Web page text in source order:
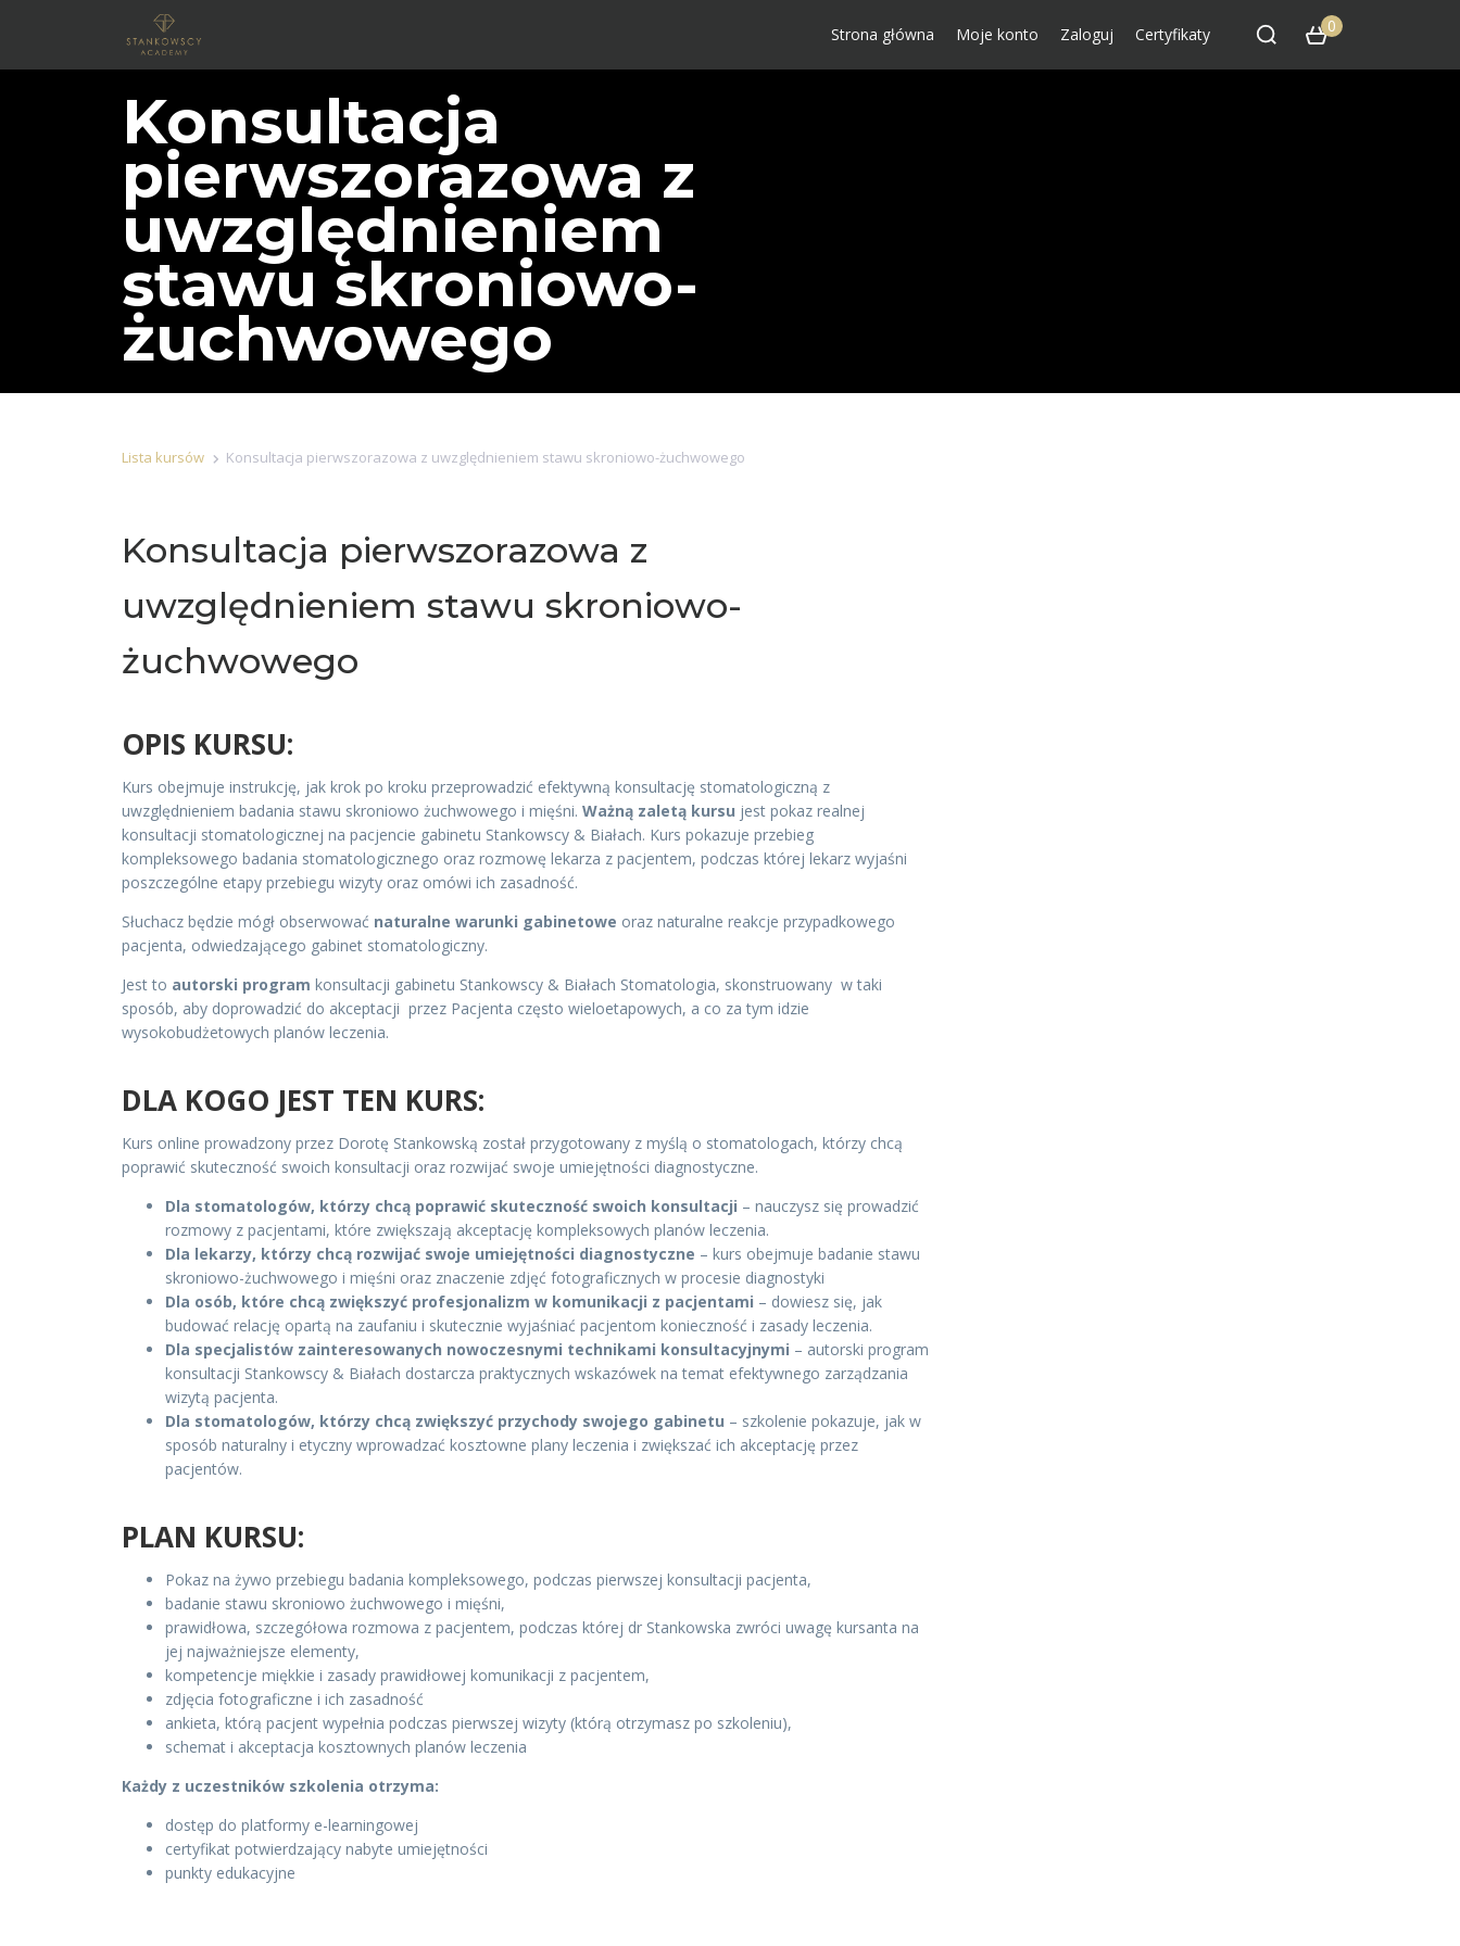
Strona główna Moje konto Zaloguj Certyfikaty 0
Konsultacja
pierwszorazowa z
uwzględnieniem
stawu skroniowo-
żuchwowego
Lista kursów Konsultacja pierwszorazowa z uwzględnieniem stawu skroniowo-żuchwowego
Konsultacja pierwszorazowa z
uwzględnieniem stawu skroniowo-
żuchwowego
OPIS KURSU:
Kurs obejmuje instrukcję, jak krok po kroku przeprowadzić efektywną konsultację stomatologiczną z
uwzględnieniem badania stawu skroniowo żuchwowego i mięśni. Ważną zaletą kursu jest pokaz realnej
konsultacji stomatologicznej na pacjencie gabinetu Stankowscy & Białach. Kurs pokazuje przebieg
kompleksowego badania stomatologicznego oraz rozmowę lekarza z pacjentem, podczas której lekarz wyjaśni
poszczególne etapy przebiegu wizyty oraz omówi ich zasadność.
Słuchacz będzie mógł obserwować naturalne warunki gabinetowe oraz naturalne reakcje przypadkowego
pacjenta, odwiedzającego gabinet stomatologiczny.
Jest to autorski program konsultacji gabinetu Stankowscy & Białach Stomatologia, skonstruowany w taki
sposób, aby doprowadzić do akceptacji przez Pacjenta często wieloetapowych, a co za tym idzie
wysokobudżetowych planów leczenia.
DLA KOGO JEST TEN KURS:
Kurs online prowadzony przez Dorotę Stankowską został przygotowany z myślą o stomatologach, którzy chcą
poprawić skuteczność swoich konsultacji oraz rozwijać swoje umiejętności diagnostyczne.
Dla stomatologów, którzy chcą poprawić skuteczność swoich konsultacji – nauczysz się prowadzić
rozmowy z pacjentami, które zwiększają akceptację kompleksowych planów leczenia.
Dla lekarzy, którzy chcą rozwijać swoje umiejętności diagnostyczne – kurs obejmuje badanie stawu
skroniowo-żuchwowego i mięśni oraz znaczenie zdjęć fotograficznych w procesie diagnostyki
Dla osób, które chcą zwiększyć profesjonalizm w komunikacji z pacjentami – dowiesz się, jak
budować relację opartą na zaufaniu i skutecznie wyjaśniać pacjentom konieczność i zasady leczenia.
Dla specjalistów zainteresowanych nowoczesnymi technikami konsultacyjnymi – autorski program
konsultacji Stankowscy & Białach dostarcza praktycznych wskazówek na temat efektywnego zarządzania
wizytą pacjenta.
Dla stomatologów, którzy chcą zwiększyć przychody swojego gabinetu – szkolenie pokazuje, jak w
sposób naturalny i etyczny wprowadzać kosztowne plany leczenia i zwiększać ich akceptację przez
pacjentów.
PLAN KURSU:
Pokaz na żywo przebiegu badania kompleksowego, podczas pierwszej konsultacji pacjenta,
badanie stawu skroniowo żuchwowego i mięśni,
prawidłowa, szczegółowa rozmowa z pacjentem, podczas której dr Stankowska zwróci uwagę kursanta na
jej najważniejsze elementy,
kompetencje miękkie i zasady prawidłowej komunikacji z pacjentem,
zdjęcia fotograficzne i ich zasadność
ankieta, którą pacjent wypełnia podczas pierwszej wizyty (którą otrzymasz po szkoleniu),
schemat i akceptacja kosztownych planów leczenia
Każdy z uczestników szkolenia otrzyma:
dostęp do platformy e-learningowej
certyfikat potwierdzający nabyte umiejętności
punkty edukacyjne